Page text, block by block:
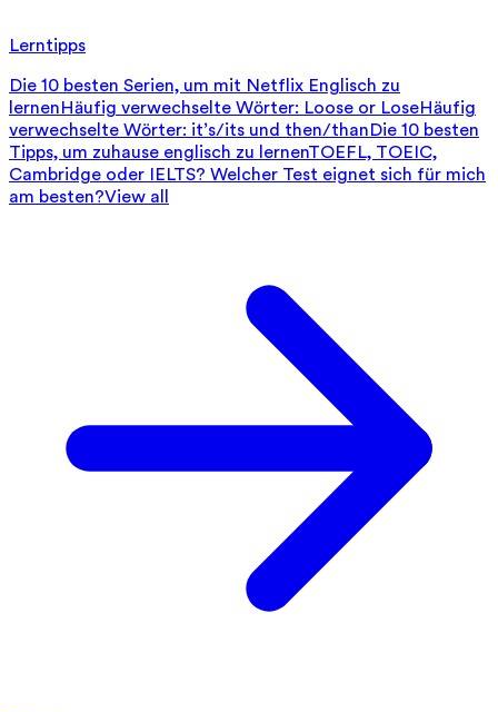
Lerntipps
Die 10 besten Serien, um mit Netflix Englisch zu
lernenHäufig verwechselte Wörter: Loose or LoseHäufig
verwechselte Wörter: it’s/its und then/thanDie 10 besten
Tipps, um zuhause englisch zu lernenTOEFL, TOEIC,
Cambridge oder IELTS? Welcher Test eignet sich für mich
am besten?View all